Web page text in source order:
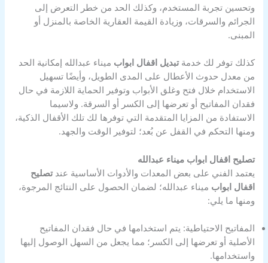
وتحسين تجربة المستخدم، وكذلك الحد من خطر التعرض إلى
الجرائم والسرقات، وزيادة القيمة العقارية الخاصة بالمنزل أو
المبنى.
كذلك توفر لك خدمةتبديل اقفال ابواب ميناء عبدالله إمكانية الحد
من معدل حدوث الأعطال على المدى الطويل، وأيضًا تسهيل
الاستخدام خلال فتح وغلق الأبواب وتوفير الحماية اللازمة في حال
فقدان المفاتيح أو تعرضها إلى الكسر أو السرقة. ولاسيما
الاستفادة من المزايا المتقدمة التي توفرها لك تلك الأقفال الذكية،
ومنها التحكم في القفل عن بُعد؛ لتوفير الوقت والجهد.
تصليح اقفال ابواب ميناء عبدالله
يعتمد الفني على بعض المعدات والأدوات الأساسية عندتصليح
اقفال ابواب ميناء عبدالله؛ لضمان الحصول على النتائج المرجوة،
ومنها ما يلي:
المفاتيح الاحتياطية: يتم استخدامها في حال فقدان المفاتيح
الأصلية أو تعرضها إلى الكسر؛ مما يجعل من السهل الوصول إليها
واستخدامها.